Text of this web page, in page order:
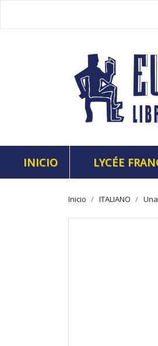
INICIO LYCÉE
Inicio ITALIANO